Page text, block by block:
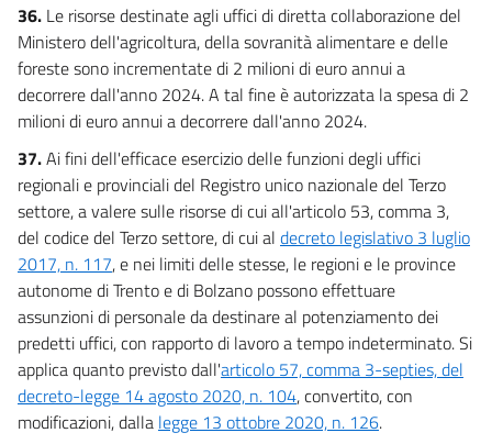
36. Le risorse destinate agli uffici di diretta collaborazione del
Ministero dell'agricoltura, della sovranità alimentare e delle
foreste sono incrementate di 2 milioni di euro annui a
decorrere dall'anno 2024. A tal fine è autorizzata la spesa di 2
milioni di euro annui a decorrere dall'anno 2024.
37.Ai fini dell'efficace esercizio delle funzioni degli uffici
regionali e provinciali del Registro unico nazionale del Terzo
settore, a valere sulle risorse di cui all'articolo 53, comma 3,
del codice del Terzo settore, di cui al decreto legislativo 3 luglio
2017, n. 117, e nei limiti delle stesse, le regioni e le province
autonome di Trento e di Bolzano possono effettuare
assunzioni di personale da destinare al potenziamento dei
predetti uffici, con rapporto di lavoro a tempo indeterminato. Si
applica quanto previsto dall'articolo 57, comma 3-septies, del
decreto-legge 14 agosto 2020, n. 104, convertito, con
modificazioni, dalla legge 13 ottobre 2020, n. 126.